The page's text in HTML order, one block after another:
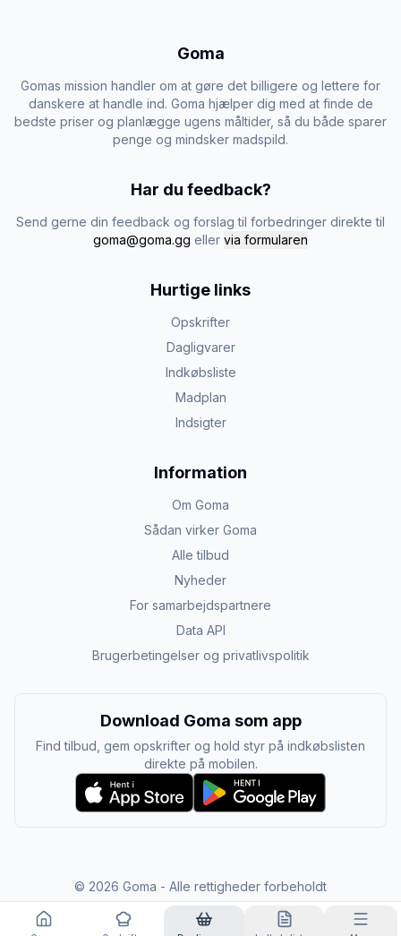
Goma
Gomas mission handler om at gøre det billigere og lettere for
danskere at handle ind. Goma hjælper dig med at finde de
bedste priser og planlægge ugens måltider, så du både sparer
penge og mindsker madspild.
Har du feedback?
Send gerne din feedback og forslag til forbedringer direkte til
goma@goma.gg eller via formularen
Hurtige links
Opskrifter
Dagligvarer
Indkøbsliste
Madplan
Indsigter
Information
Om Goma
Sådan virker Goma
Alle tilbud
Nyheder
For samarbejdspartnere
Data API
Brugerbetingelser og privatlivspolitik
Download Goma som app
Find tilbud, gem opskrifter og hold styr på indkøbslisten
direkte på mobilen.
© 2026 Goma - Alle rettigheder forbeholdt